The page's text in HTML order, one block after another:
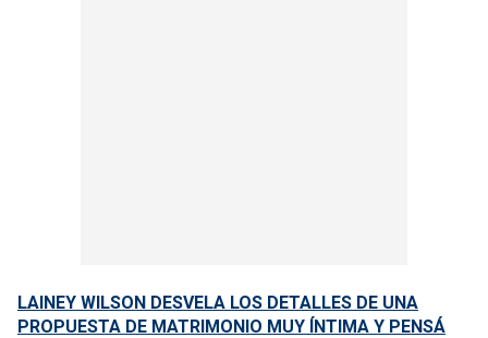
LAINEY WILSON DESVELA LOS DETALLES DE UNA
PROPUESTA DE MATRIMONIO MUY ÍNTIMA Y PENSÁ